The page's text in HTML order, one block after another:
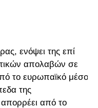
ενόψει της επί
απολαβών σε
το ευρωπαϊκό μέσο
της
από το